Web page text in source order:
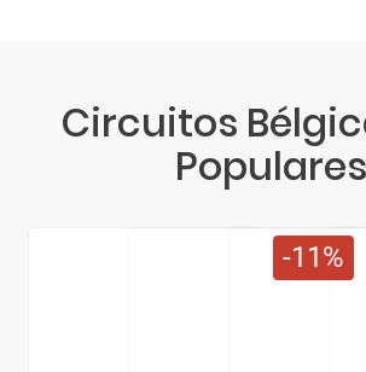
Circuitos
Populares
11